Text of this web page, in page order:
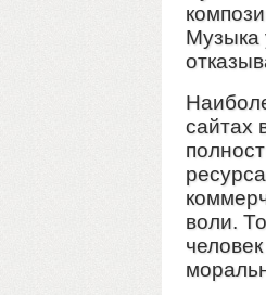
Музыка
сайтах
воли.